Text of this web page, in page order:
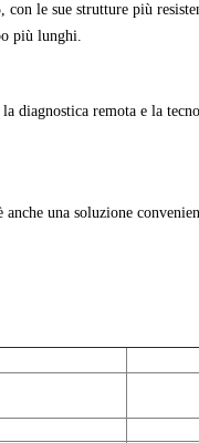
le sue strutture più
più lunghi.
remota e la
una soluzione